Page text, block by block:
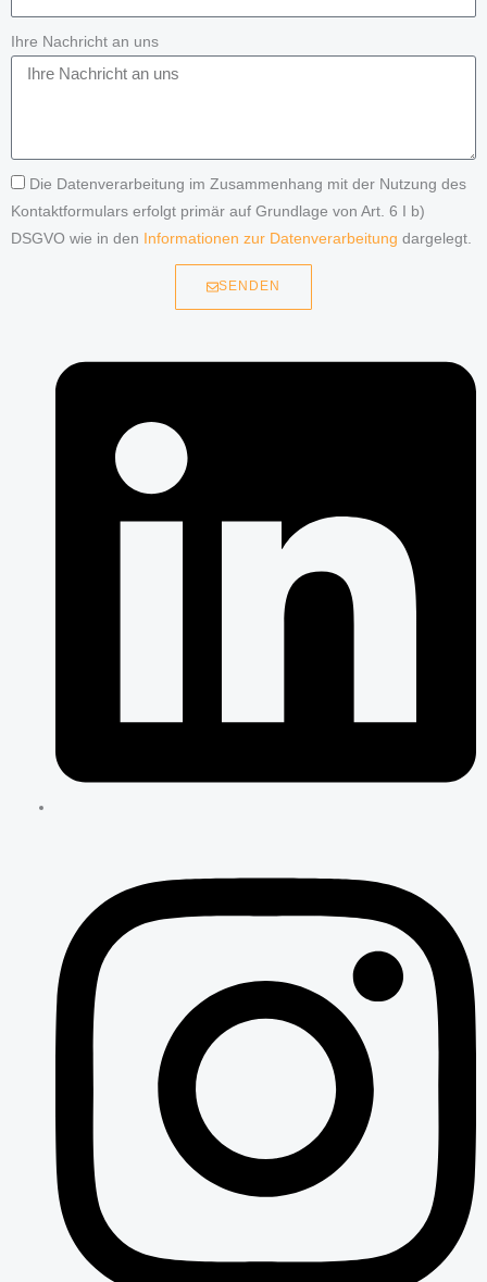
Ihre Nachricht an uns
Die Datenverarbeitung im Zusammenhang mit der Nutzung des
Kontaktformulars erfolgt primär auf Grundlage von Art. 6 I b)
DSGVO wie in den
Informationen zur Datenverarbeitung dargelegt.
SENDEN